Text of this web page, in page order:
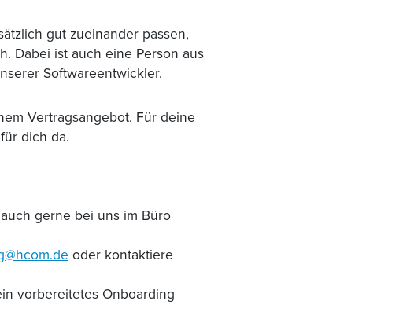
gut zueinander passen,
Dabei ist auch eine Person aus
Softwareentwickler.
Vertragsangebot. Für deine
dich da.
gerne bei uns im Büro
oder kontaktiere
vorbereitetes Onboarding